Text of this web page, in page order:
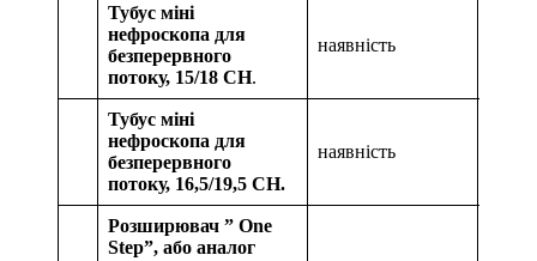
Тубус міні
нефроскопа для
безперервного
потоку, 15/18 CH.
наявність
Тубус міні
нефроскопа для
безперервного
потоку, 16,5/19,5 CH.
наявність
Розширювач ” One
Step”, або аналог